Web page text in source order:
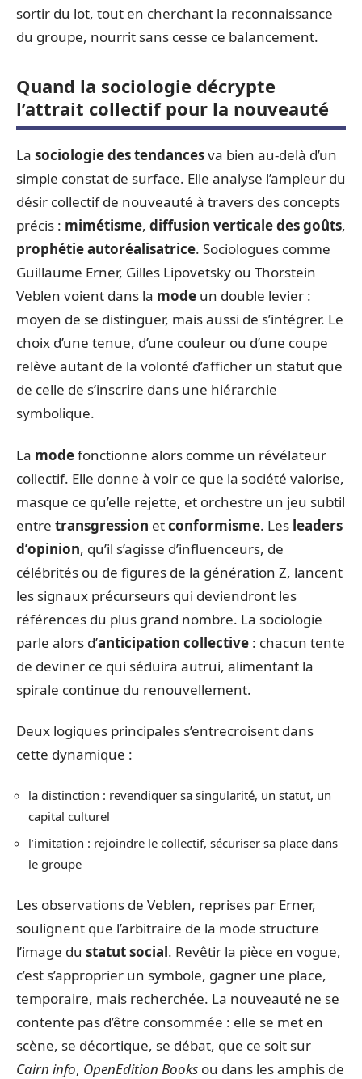
sortir du lot, tout en cherchant la reconnaissance
du groupe, nourrit sans cesse ce balancement.
Quand la sociologie décrypte
l’attrait collectif pour la nouveauté
La sociologie des tendancesva bien au-delà d’un
simple constat de surface. Elle analyse l’ampleur du
désir collectif de nouveauté à travers des concepts
précis : mimétisme, diffusion verticale des goûts,
prophétie autoréalisatrice. Sociologues comme
Guillaume Erner, Gilles Lipovetsky ou Thorstein
Veblen voient dans la mode un double levier :
moyen de se distinguer, mais aussi de s’intégrer. Le
choix d’une tenue, d’une couleur ou d’une coupe
relève autant de la volonté d’afficher un statut que
de celle de s’inscrire dans une hiérarchie
symbolique.
La modefonctionne alors comme un révélateur
collectif. Elle donne à voir ce que la société valorise,
masque ce qu’elle rejette, et orchestre un jeu subtil
entre transgression etconformisme. Les leaders
d’opinion, qu’il s’agisse d’influenceurs, de
célébrités ou de figures de la génération Z, lancent
les signaux précurseurs qui deviendront les
références du plus grand nombre. La sociologie
parle alors d’anticipation collective : chacun tente
de deviner ce qui séduira autrui, alimentant la
spirale continue du renouvellement.
Deux logiques principales s’entrecroisent dans
cette dynamique :
la distinction : revendiquer sa singularité, un statut, un
capital culturel
l’imitation : rejoindre le collectif, sécuriser sa place dans
le groupe
Les observations de Veblen, reprises par Erner,
soulignent que l’arbitraire de la mode structure
l’image du statut social. Revêtir la pièce en vogue,
c’est s’approprier un symbole, gagner une place,
temporaire, mais recherchée. La nouveauté ne se
contente pas d’être consommée : elle se met en
scène, se décortique, se débat, que ce soit sur
Cairn info, OpenEdition Books ou dans les amphis de